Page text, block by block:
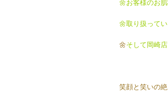
🌼お客様のお
🌼取り扱って
🌼そして岡崎
笑顔と笑いの